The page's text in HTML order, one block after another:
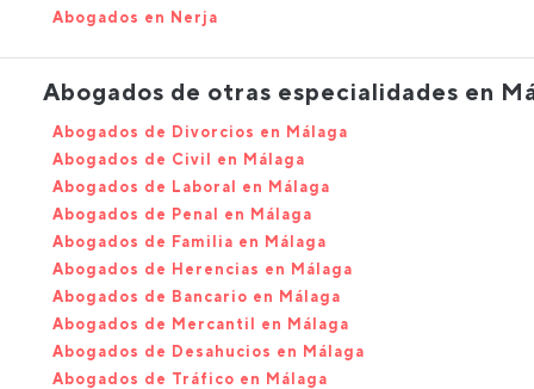
Abogados en Nerja
Abogados de otras especialidades en
Abogados de Divorcios en Málaga
Abogados de Civil en Málaga
Abogados de Laboral en Málaga
Abogados de Penal en Málaga
Abogados de Familia en Málaga
Abogados de Herencias en Málaga
Abogados de Bancario en Málaga
Abogados de Mercantil en Málaga
Abogados de Desahucios en Málaga
Abogados de Tráfico en Málaga